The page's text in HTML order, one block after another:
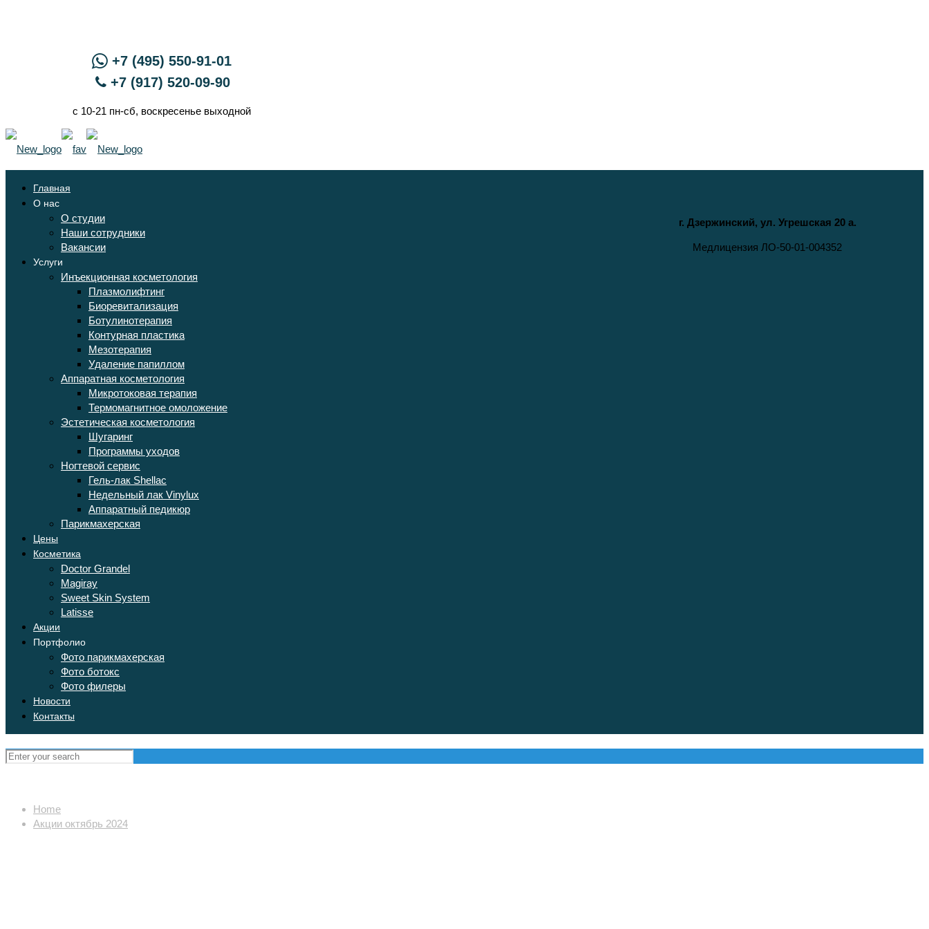
+7 (495) 550-91-01
+7 (917) 520-09-90
с 10-21 пн-сб, воскресенье выходной
г. Дзержинский, ул. Угрешская 20 а.
Медлицензия ЛО-50-01-004352
Главная
О нас
О студии
Наши сотрудники
Вакансии
Услуги
Инъекционная косметология
Плазмолифтинг
Биоревитализация
Ботулинотерапия
Контурная пластика
Мезотерапия
Удаление папиллом
Аппаратная косметология
Микротоковая терапия
Термомагнитное омоложение
Эстетическая косметология
Шугаринг
Программы уходов
Ногтевой сервис
Гель-лак Shellac
Недельный лак Vinylux
Аппаратный педикюр
Парикмахерская
Цены
Косметика
Doctor Grandel
Magiray
Sweet Skin System
Latisse
Акции
Портфолио
Фото парикмахерская
Фото ботокс
Фото филеры
Новости
Контакты
Home
Акции октябрь 2024